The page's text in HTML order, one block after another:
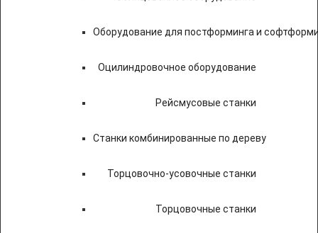
Оборудование для постформинга и
Оцилиндровочное оборудование
Рейсмусовые станки
Станки комбинированные по дереву
Торцовочно-усовочные станки
Торцовочные станки